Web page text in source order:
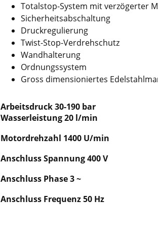
Totalstop-System mit verzögerter
Sicherheitsabschaltung
Druckregulierung
Twist-Stop-Verdrehschutz
Wandhalterung
Ordnungssystem
Gross dimensioniertes
Arbeitsdruck 30-190 bar
Wasserleistung 20 l/min
Motordrehzahl 1400 U/min
Anschluss Spannung 400 V
Anschluss Phase 3 ~
Anschluss Frequenz 50 Hz